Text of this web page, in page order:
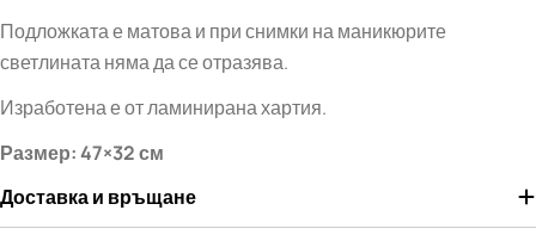
Подложката е матова и при снимки на маникюрите
светлината няма да се отразява.
Изработена е от ламинирана хартия.
Размер: 47×32 см
Доставка и връщане